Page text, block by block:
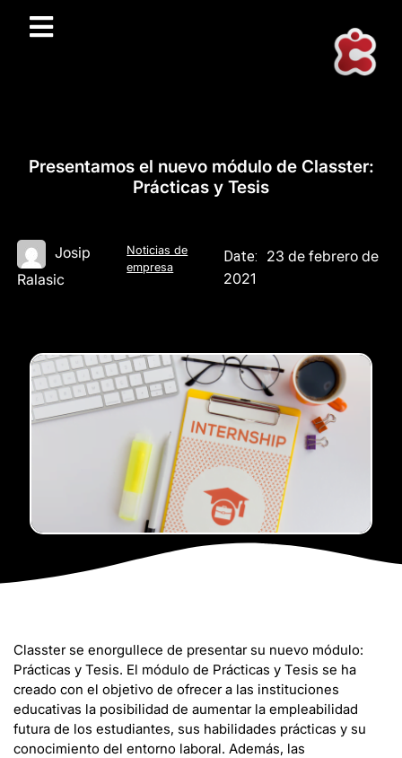
Presentamos el nuevo módulo de Classter:
Prácticas y Tesis
Josip
Ralasic
Noticias de
empresa
Date:
23 de febrero de
2021
Classter se enorgullece de presentar su nuevo módulo:
Prácticas y Tesis. El módulo de Prácticas y Tesis se ha
creado con el objetivo de ofrecer a las instituciones
educativas la posibilidad de aumentar la empleabilidad
futura de los estudiantes, sus habilidades prácticas y su
conocimiento del entorno laboral. Además, las